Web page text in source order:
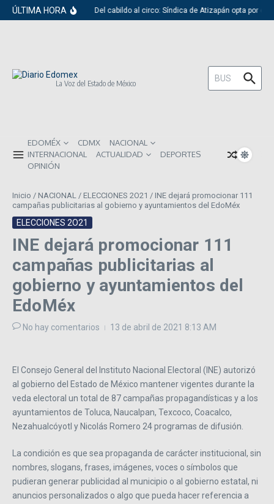
Saltar al contenido
ÚLTIMA HORA Del cabildo al circo: Síndica de Atizapán opta por el
La Voz del Estado de México
Buscar:
EDOMÉX CDMX
NACIONAL
INTERNACIONAL
ACTUALIDAD
DEPORTES
OPINIÓN
Inicio / NACIONAL / ELECCIONES 2O21 / INE dejará promocionar 111
campañas publicitarias al gobierno y ayuntamientos del EdoMéx
ELECCIONES 2O21
INE dejará promocionar 111
campañas publicitarias al
gobierno y ayuntamientos del
EdoMéx
No hay comentarios 13 de abril de 2021 8:13 AM
El Consejo General del Instituto Nacional Electoral (INE) autorizó
al gobierno del Estado de México mantener vigentes durante la
veda electoral un total de 87 campañas propagandísticas y a los
ayuntamientos de Toluca, Naucalpan, Texcoco, Coacalco,
Nezahualcóyotl y Nicolás Romero 24 programas de difusión.
La condición es que sea propaganda de carácter institucional, sin
nombres, slogans, frases, imágenes, voces o símbolos que
pudieran generar publicidad al municipio o al gobierno estatal, ni
anuncios personalizados o algo que pueda hacer referencia a